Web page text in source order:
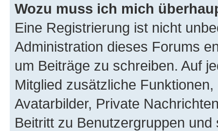
Wozu muss ich mich
Eine Registrierung ist nicht
Administration dieses Forums
um Beiträge zu schreiben. Auf
Mitglied zusätzliche
Avatarbilder, Private
Beitritt zu Benutzergruppen